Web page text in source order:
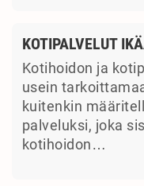
KOTIPALVELUT
Kotihoidon ja
usein
kuitenkin
palveluksi, joka
kotihoidon…